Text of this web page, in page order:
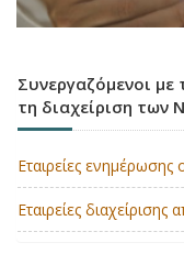
Συνεργαζόμενοι
τη διαχείριση των
Εταιρείες ενημέρωσης
Εταιρείες